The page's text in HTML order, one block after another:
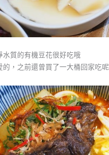
水質的有機豆花很好吃哦
的，之前還曾買了一大桶回家吃呢